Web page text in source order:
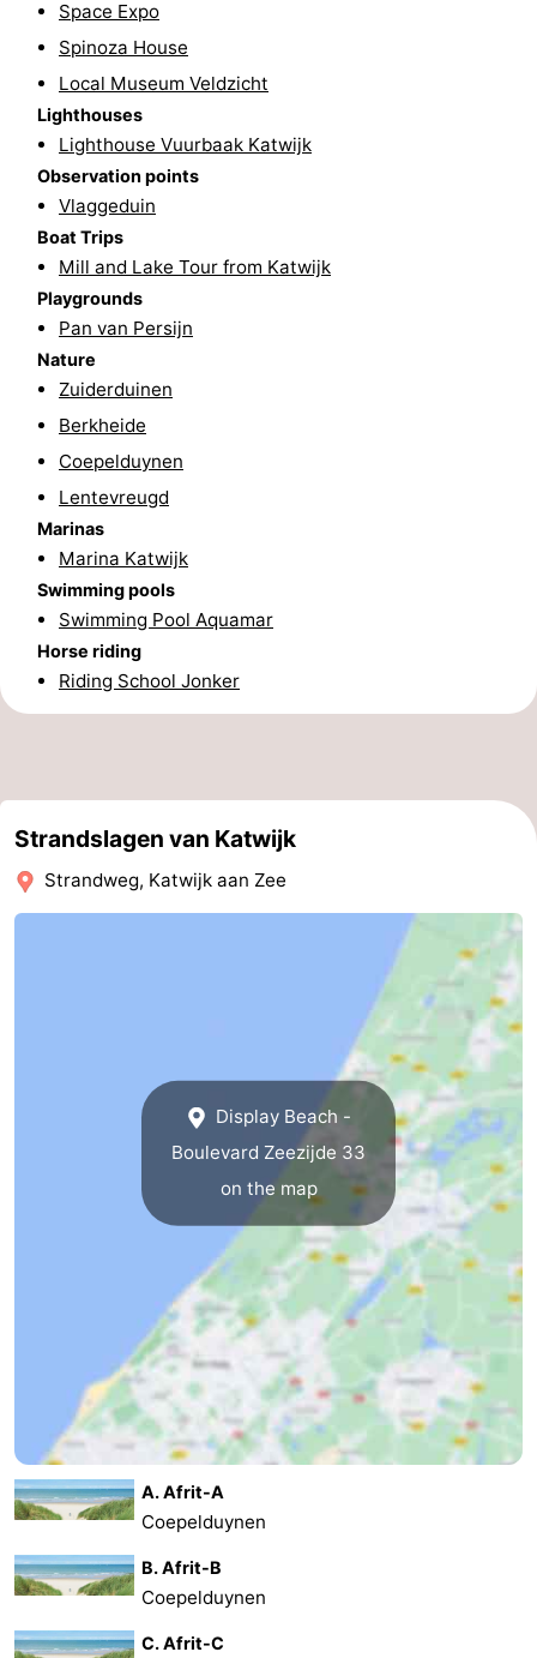
The
Hague
Rotterdam
Rockanje
Weather
Contact
Space Expo
Spinoza House
Local Museum Veldzicht
Lighthouses
Lighthouse Vuurbaak Katwijk
Observation points
Vlaggeduin
Boat Trips
Mill and Lake Tour from Katwijk
Playgrounds
Pan van Persijn
Nature
Zuiderduinen
Berkheide
Coepelduynen
Lentevreugd
Marinas
Marina Katwijk
Swimming pools
Swimming Pool Aquamar
Horse riding
Riding School Jonker
Strandslagen van Katwijk
Strandweg, Katwijk aan Zee
Display Beach -
Boulevard Zeezijde 33
on the map
A. Afrit-A
Coepelduynen
B. Afrit-B
Coepelduynen
C. Afrit-C